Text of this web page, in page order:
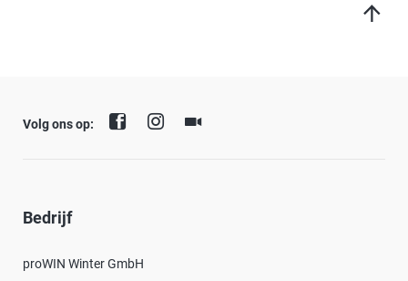
Volg ons op:
Bedrijf
proWIN Winter GmbH